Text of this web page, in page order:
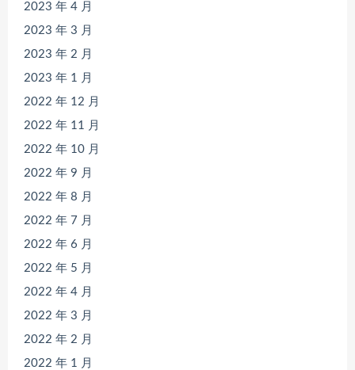
2023 年 4 月
2023 年 3 月
2023 年 2 月
2023 年 1 月
2022 年 12 月
2022 年 11 月
2022 年 10 月
2022 年 9 月
2022 年 8 月
2022 年 7 月
2022 年 6 月
2022 年 5 月
2022 年 4 月
2022 年 3 月
2022 年 2 月
2022 年 1 月